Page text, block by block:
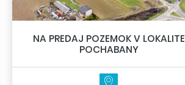
NA PREDAJ POZEMOK V LOKALITE
POCHABANY